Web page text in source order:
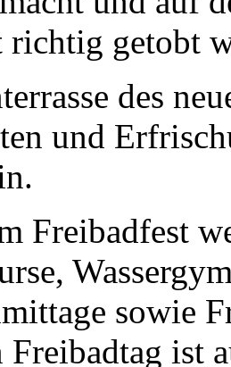
richtig getobt
des
und
Freibadfest
sowie
ist